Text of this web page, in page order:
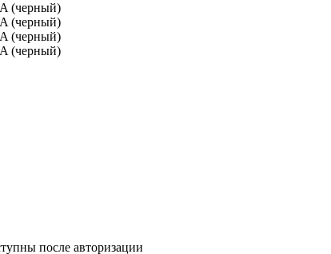
после авторизации